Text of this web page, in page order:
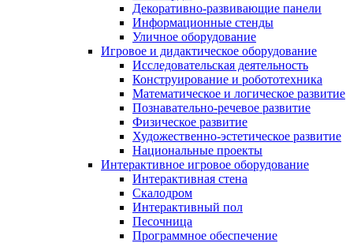
Декоративно-развивающие панели
Информационные стенды
Уличное оборудование
Игровое и дидактическое оборудование
Исследовательская деятельность
Конструирование и робототехника
Математическое и логическое развитие
Познавательно-речевое развитие
Физическое развитие
Художественно-эстетическое развитие
Национальные проекты
Интерактивное игровое оборудование
Интерактивная стена
Скалодром
Интерактивный пол
Песочница
Программное обеспечение